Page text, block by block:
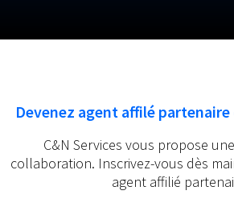
Devenez agent affilé partenaire
C&N Services vous propose
collaboration. Inscrivez-vous dès
agent affilié